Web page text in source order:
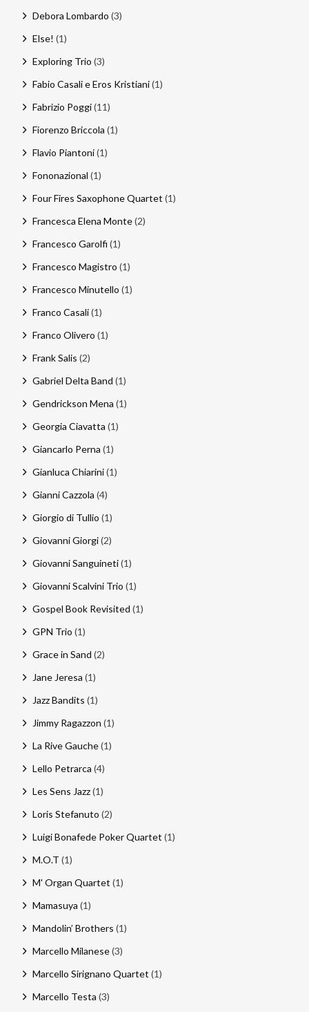
Debora Lombardo (3)
Else! (1)
Exploring Trio (3)
Fabio Casali e Eros Kristiani(1)
Fabrizio Poggi(11)
Fiorenzo Briccola (1)
Flavio Piantoni(1)
Fononazional (1)
Four Fires Saxophone Quartet (1)
Francesca Elena Monte(2)
Francesco Garolfi (1)
Francesco Magistro (1)
Francesco Minutello (1)
Franco Casali(1)
Franco Olivero (1)
Frank Salis (2)
Gabriel Delta Band (1)
Gendrickson Mena (1)
Georgia Ciavatta (1)
Giancarlo Perna (1)
Gianluca Chiarini(1)
Gianni Cazzola (4)
Giorgio di Tullio (1)
Giovanni Giorgi(2)
Giovanni Sanguineti(1)
Giovanni Scalvini Trio (1)
Gospel Book Revisited (1)
GPN Trio (1)
Grace in Sand (2)
Jane Jeresa (1)
Jazz Bandits (1)
Jimmy Ragazzon (1)
La Rive Gauche(1)
Lello Petrarca (4)
Les Sens Jazz(1)
Loris Stefanuto (2)
Luigi Bonafede Poker Quartet (1)
M.O.T (1)
M' Organ Quartet (1)
Mamasuya (1)
Mandolin’ Brothers (1)
Marcello Milanese(3)
Marcello Sirignano Quartet (1)
Marcello Testa (3)